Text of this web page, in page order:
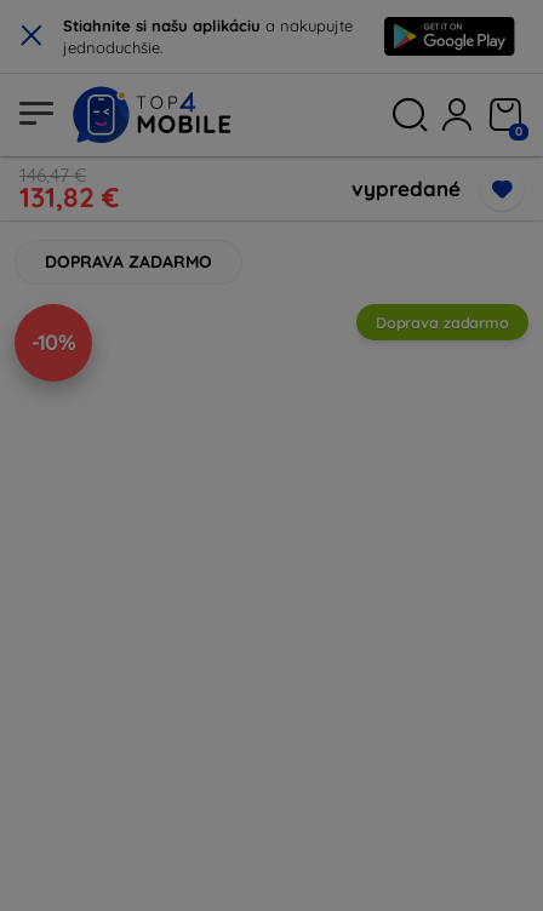
× Stiahnite si našu aplikáciu a nakupujte
jednoduchšie.
0
146,47 €
131,82 € vypredané
DOPRAVA ZADARMO
-10%
Doprava zadarmo